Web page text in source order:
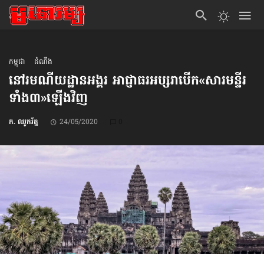
កម្ពុជា ដំណឹង
នៅរមណីយដ្ឋាន​អង្គរ អាជ្ញាធរ​អប្សរា​​បើក​«សារមន្ទីរ​
ទាំង៣»​ឡើងវិញ
ក. ឈូករ័ត្ន 24/05/2020